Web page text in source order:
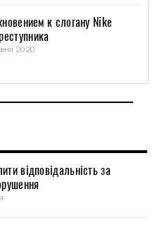
к слогану Nike
2020
відповідальність за